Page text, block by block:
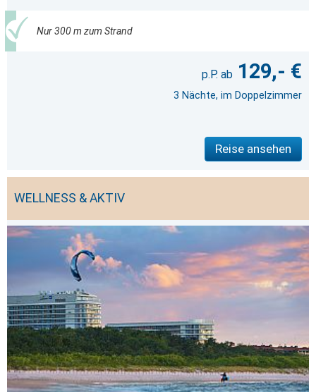
Nur 300 m zum Strand
129,- €
3 Nächte, im Doppelzimmer
Reise ansehen
WELLNESS & AKTIV